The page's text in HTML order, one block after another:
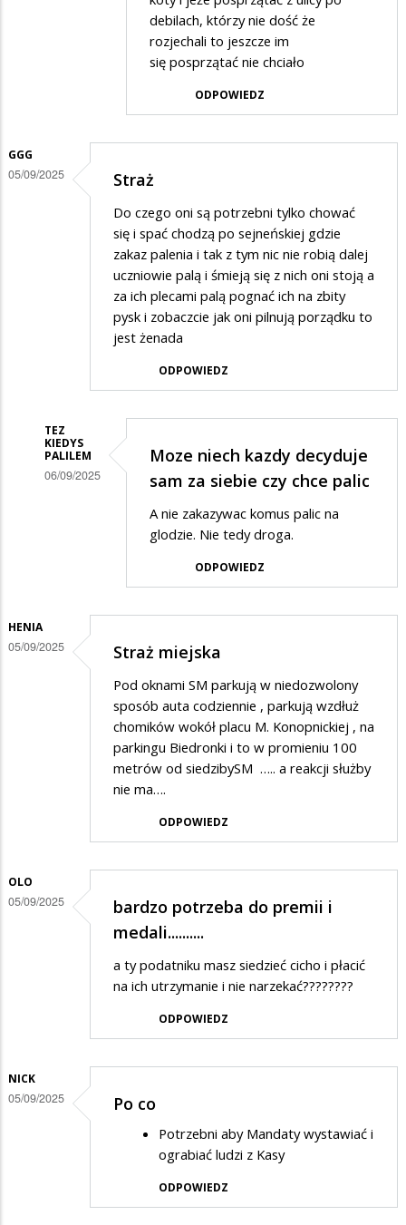
debilach, którzy nie dość że
rozjechali to jeszcze im
się posprzątać nie chciało
ODPOWIEDZ
GGG
05/09/2025 Straż
Do czego oni są potrzebni tylko chować
się i spać chodzą po sejneńskiej gdzie
zakaz palenia i tak z tym nic nie robią dalej
uczniowie palą i śmieją się z nich oni stoją a
za ich plecami palą pognać ich na zbity
pysk i zobaczcie jak oni pilnują porządku to
jest żenada
ODPOWIEDZ
TEZ
KIEDYS
PALILEM
06/09/2025
Moze niech kazdy decyduje
sam za siebie czy chce palic
A nie zakazywac komus palic na
glodzie. Nie tedy droga.
ODPOWIEDZ
HENIA
05/09/2025 Straż miejska
Pod oknami SM parkują w niedozwolony
sposób auta codziennie , parkują wzdłuż
chomików wokół placu M. Konopnickiej , na
parkingu Biedronki i to w promieniu 100
metrów od siedzibySM ….. a reakcji służby
nie ma….
ODPOWIEDZ
OLO
05/09/2025
bardzo potrzeba do premii i
medali..........
a ty podatniku masz siedzieć cicho i płacić
na ich utrzymanie i nie narzekać????????
ODPOWIEDZ
NICK
05/09/2025 Po co
Potrzebni aby Mandaty wystawiać i
ograbiać ludzi z Kasy
ODPOWIEDZ